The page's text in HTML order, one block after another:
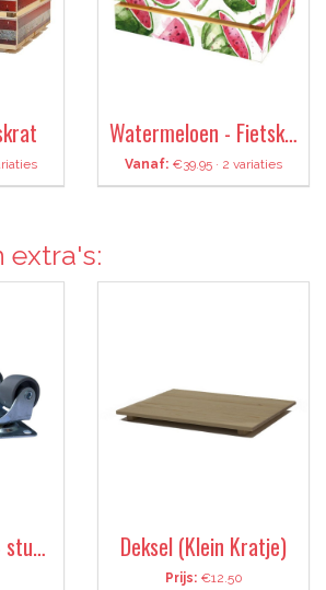
Watermeloen - Fietskrat
Vanaf: €39.95 · 2 variaties
extra's:
Zwenkwieltjes (4 stuks) Deksel (Klein Kratje)
Prijs:€12.50